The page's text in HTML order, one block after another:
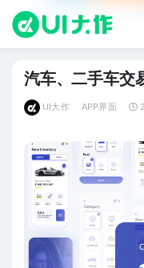
汽车、二手车交
UI大作 APP界面